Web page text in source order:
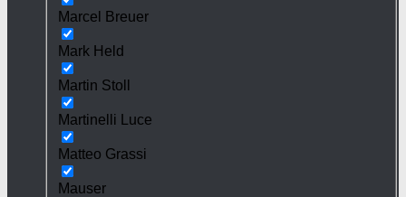
Marcel Breuer
Mark Held
Martin Stoll
Martinelli Luce
Matteo Grassi
Mauser